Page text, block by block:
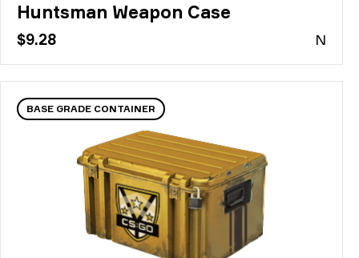
Huntsman Weapon Case
$9.28 N
BASE GRADE CONTAINER